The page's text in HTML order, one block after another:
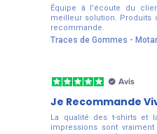
Équipe à l'écoute du
meilleur solution. Produits
recommande.
Traces de Gommes -
Je Recommande
La qualité des t-shirts et
impressions sont